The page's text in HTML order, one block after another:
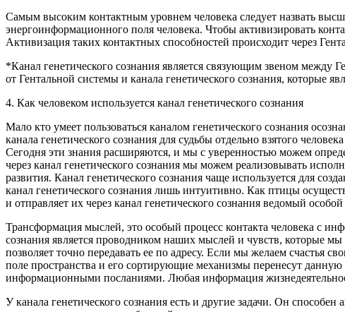
Самым высоким контактным уровнем человека следует назвать
энергоинформационного поля человека. Чтобы активизировать
Активизация таких контактных способностей происходит через
*Канал генетического сознания является связующим звеном между
от Гентальной системы и канала генетического сознания, которые
4. Как человеком используется канал генетического сознания
Мало кто умеет пользоваться каналом генетического сознания
канала генетического сознания для судьбы отдельно взятого
Сегодня эти знания расширяются, и мы с уверенностью можем
через канал генетического сознания мы можем реализовывать
развития. Канал генетического сознания чаще используется для
канал генетического сознания лишь интуитивно. Как птицы
и отправляет их через канал генетического сознания ведомый
Трансформация мыслей, это особый процесс контакта человека с
сознания является проводником наших мыслей и чувств, которые
позволяет точно передавать ее по адресу. Если мы желаем
поле пространства и его сортирующие механизмы перенесут
информационными посланиями. Любая информация
У канала генетического сознания есть и другие задачи. Он